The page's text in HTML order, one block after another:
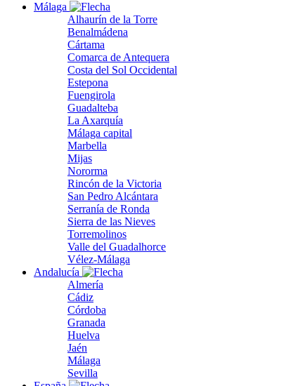
Málaga
Alhaurín de la Torre
Benalmádena
Cártama
Comarca de Antequera
Costa del Sol Occidental
Estepona
Fuengirola
Guadalteba
La Axarquía
Málaga capital
Marbella
Mijas
Nororma
Rincón de la Victoria
San Pedro Alcántara
Serranía de Ronda
Sierra de las Nieves
Torremolinos
Valle del Guadalhorce
Vélez-Málaga
Andalucía
Almería
Cádiz
Córdoba
Granada
Huelva
Jaén
Málaga
Sevilla